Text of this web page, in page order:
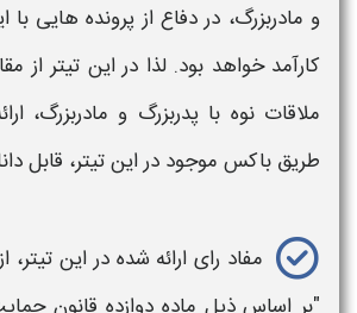
و مادربزرگ، در دفاع از پرونده هایی
کارآمد خواهد بود. لذا در این تیتر از
ملاقات نوه با پدربزرگ و مادربزرگ،
طریق باکس موجود در این تیتر، قابل
مفاد رای ارائه شده در این تیتر،